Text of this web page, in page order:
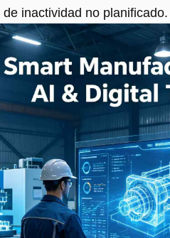
inactividad no planificado.